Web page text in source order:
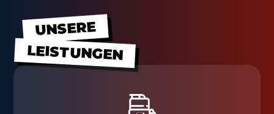
UNSERE
LEISTUNGEN